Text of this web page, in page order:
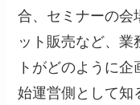
合、セミナーの会
ット販売など、
トがどのように
始運営側として知